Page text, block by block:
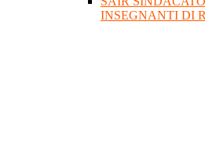
INSEGNANTI DI